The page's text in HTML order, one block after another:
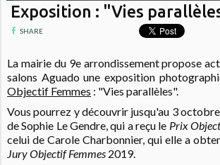
Exposition : "Vies
SHARE
La mairie du 9e arrondissement propose
salons Aguado une exposition
Objectif Femmes : "Vies parallèles".
Vous pourrez y découvrir jusqu'au 3
de Sophie Le Gendre, qui a reçu le Prix
celui de Carole Charbonnier, qui elle a
Jury Objectif Femmes 2019.